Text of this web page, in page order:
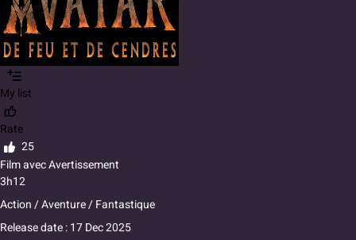
My list
Rate
25
Film avec Avertissement
3h12
Action / Aventure / Fantastique
Release date : 17 Dec 2025